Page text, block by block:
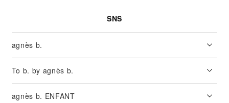
SNS
agnès b.
To b. by agnès b.
agnès b. ENFANT